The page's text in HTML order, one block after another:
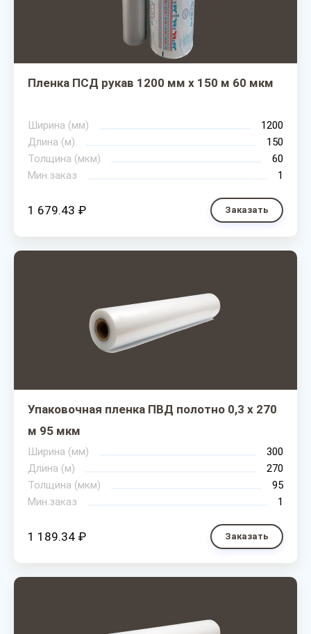
Пленка ПСД рукав 1200 мм х 150 м 60 мкм
Ширина (мм)
1200
Длина (м)
150
Толщина (мкм)
60
Мин.заказ
1
1 679.43 ₽ Заказать
Упаковочная пленка ПВД полотно 0,3 х 270
м 95 мкм
Ширина (мм)
300
Длина (м)
270
Толщина (мкм)
95
Мин.заказ
1
1 189.34 ₽ Заказать